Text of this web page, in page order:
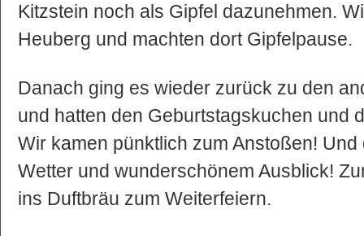
Kitzstein noch als Gipfel dazunehmen.
Heuberg und machten dort Gipfelpause.
Danach ging es wieder zurück zu den
und hatten den Geburtstagskuchen und
Wir kamen pünktlich zum Anstoßen!
Wetter und wunderschönem Ausblick!
ins Duftbräu zum Weiterfeiern.